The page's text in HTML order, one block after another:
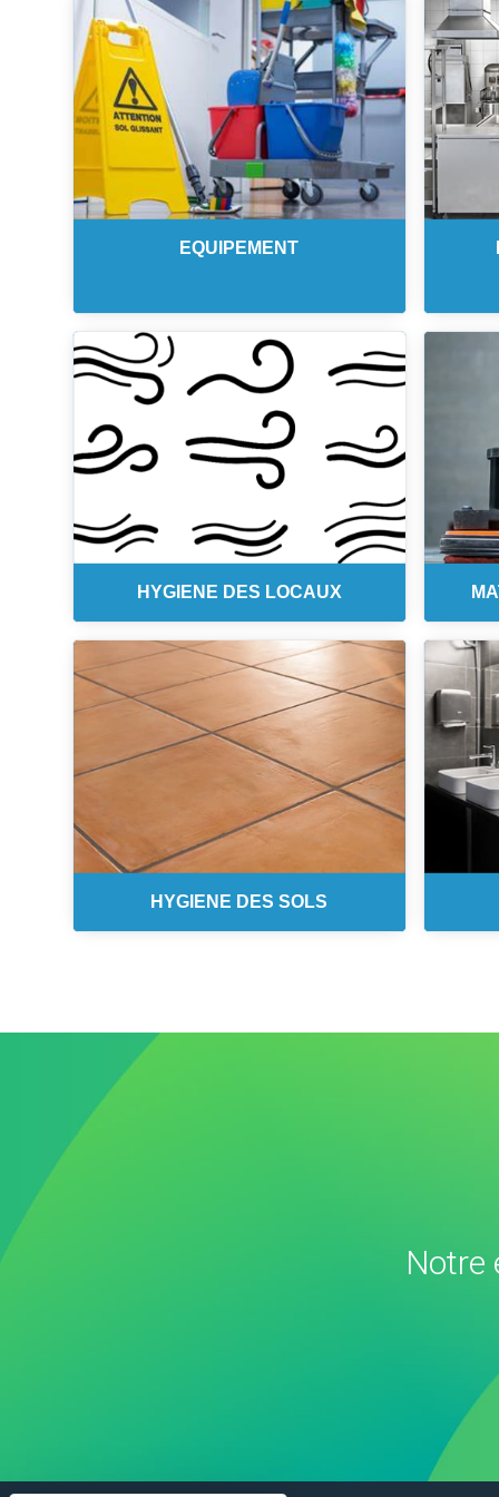
EQUIPEMENT
HYGIENE DES LOCAUX
HYGIENE DES SOLS
Notre